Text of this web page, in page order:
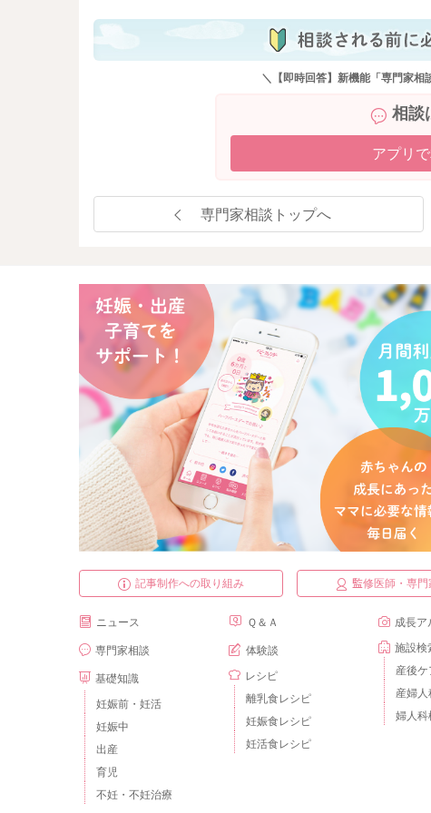
＼【即時回答】新機能「専門家相
相談
アプリ
専門家相談トップへ
記事制作への取り組み 監修医師・専門
ニュース
専門家相談
基礎知識
妊娠前・妊活
妊娠中
出産
育児
不妊・不妊治療
Ｑ＆Ａ
体験談
レシピ
離乳食レシピ
妊娠食レシピ
妊活食レシピ
成長ア
施設検
産後
産婦
婦人科